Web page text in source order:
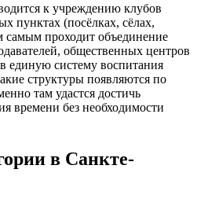
к учреждению клубов
пунктах (посёлках, сёлах,
самым проходит объединение
общественных центров
единую систему воспитания
структуры появляются по
там удастся достичь
времени без необходимости
в Санкте-